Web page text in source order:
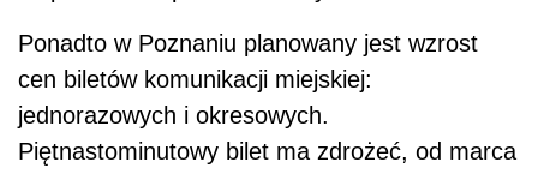
Ponadto w Poznaniu planowany jest wzrost
cen biletów komunikacji miejskiej:
jednorazowych i okresowych.
Piętnastominutowy bilet ma zdrożeć, od marca